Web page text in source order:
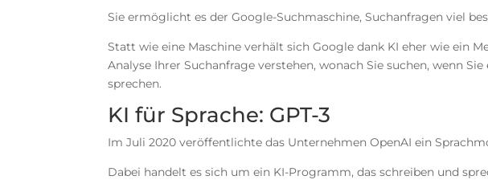
Sie ermöglicht es der Google-Suchmaschine, Suchanfragen viel
Statt wie eine Maschine verhält sich Google dank KI eher wie ein
Analyse Ihrer Suchanfrage verstehen, wonach Sie suchen, wenn
sprechen.
KI für Sprache: GPT-3
Im Juli 2020 veröffentlichte das Unternehmen OpenAI ein
Dabei handelt es sich um ein KI-Programm, das schreiben und